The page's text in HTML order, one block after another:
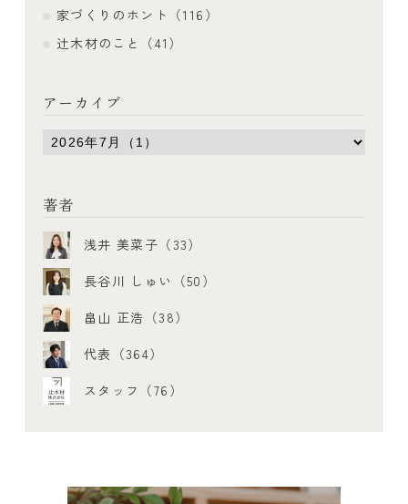
家づくりのホント（116）
辻木材のこと（41）
アーカイブ
著者
浅井 美菜子（33）
長谷川 しゅい（50）
畠山 正浩（38）
代表（364）
スタッフ（76）